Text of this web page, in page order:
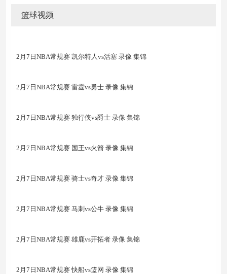
篮球视频
2月7日NBA常规赛 凯尔特人vs活塞 录像 集锦
2月7日NBA常规赛 雷霆vs勇士 录像 集锦
2月7日NBA常规赛 独行侠vs爵士 录像 集锦
2月7日NBA常规赛 国王vs火箭 录像 集锦
2月7日NBA常规赛 骑士vs奇才 录像 集锦
2月7日NBA常规赛 马刺vs公牛 录像 集锦
2月7日NBA常规赛 雄鹿vs开拓者 录像 集锦
2月7日NBA常规赛 快船vs篮网 录像 集锦